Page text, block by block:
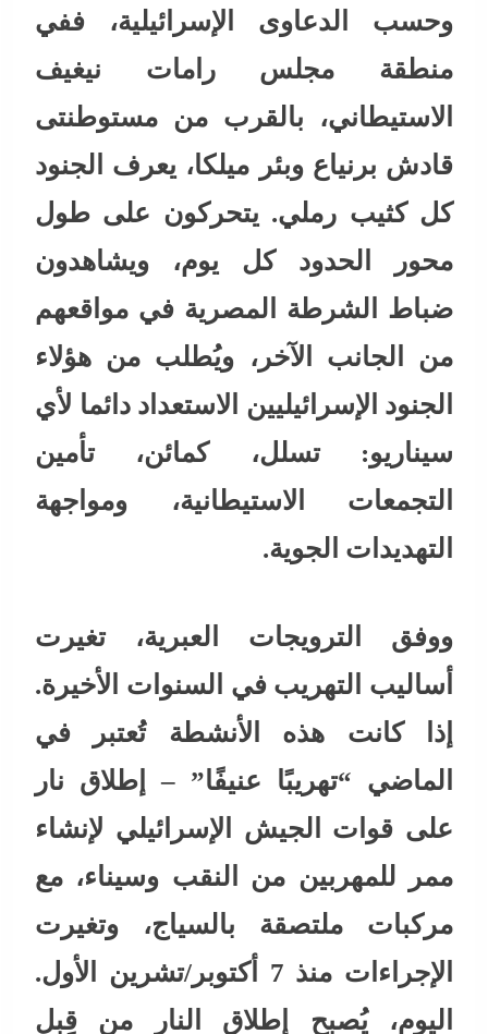
وحسب الدعاوى الإسرائيلية، ففي
منطقة مجلس رامات نيغيف
الاستيطاني، بالقرب من مستوطنتى
قادش برنياع وبئر ميلكا، يعرف الجنود
كل كثيب رملي. يتحركون على طول
محور الحدود كل يوم، ويشاهدون
ضباط الشرطة المصرية في مواقعهم
من الجانب الآخر، ويُطلب من هؤلاء
الجنود الإسرائيليين الاستعداد دائما لأي
سيناريو: تسلل، كمائن، تأمين
التجمعات الاستيطانية، ومواجهة
التهديدات الجوية.
ووفق الترويجات العبرية، تغيرت
أساليب التهريب في السنوات الأخيرة.
إذا كانت هذه الأنشطة تُعتبر في
الماضي “تهريبًا عنيفًا” – إطلاق نار
على قوات الجيش الإسرائيلي لإنشاء
ممر للمهربين من النقب وسيناء، مع
مركبات ملتصقة بالسياج، وتغيرت
الإجراءات منذ 7 أكتوبر/تشرين الأول.
اليوم، يُصبح إطلاق النار من قِبل